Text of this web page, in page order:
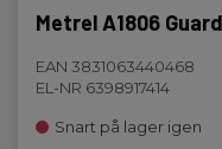
Metrel A1806
EAN 3831063440468
EL-NR 6398917414
Snart på lager igen